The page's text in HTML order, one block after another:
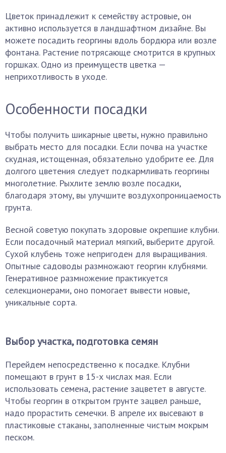
Цветок принадлежит к семейству астровые, он
активно используется в ландшафтном дизайне. Вы
можете посадить георгины вдоль бордюра или возле
фонтана. Растение потрясающе смотрится в крупных
горшках. Одно из преимуществ цветка —
неприхотливость в уходе.
Особенности посадки
Чтобы получить шикарные цветы, нужно правильно
выбрать место для посадки. Если почва на участке
скудная, истощенная, обязательно удобрите ее. Для
долгого цветения следует подкармливать георгины
многолетние. Рыхлите землю возле посадки,
благодаря этому, вы улучшите воздухопроницаемость
грунта.
Весной советую покупать здоровые окрепшие клубни.
Если посадочный материал мягкий, выберите другой.
Сухой клубень тоже непригоден для выращивания.
Опытные садоводы размножают георгин клубнями.
Генеративное размножение практикуется
селекционерами, оно помогает вывести новые,
уникальные сорта.
Выбор участка, подготовка семян
Перейдем непосредственно к посадке. Клубни
помещают в грунт в 15-х числах мая. Если
использовать семена, растение зацветет в августе.
Чтобы георгин в открытом грунте зацвел раньше,
надо прорастить семечки. В апреле их высевают в
пластиковые стаканы, заполненные чистым мокрым
песком.